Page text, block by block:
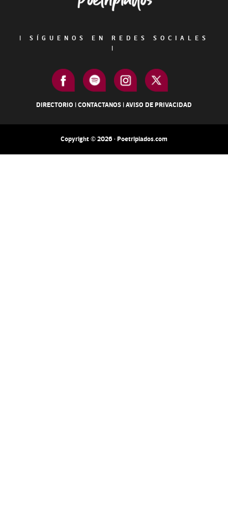
|
SÍGUENOS EN REDES SOCIALES
|
DIRECTORIO |CONTACTANOS |AVISO DE PRIVACIDAD
Copyright © 2026 · Poetripiados.com